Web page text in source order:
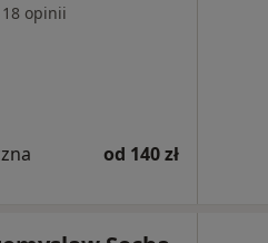
18 opinii
od 140 zł